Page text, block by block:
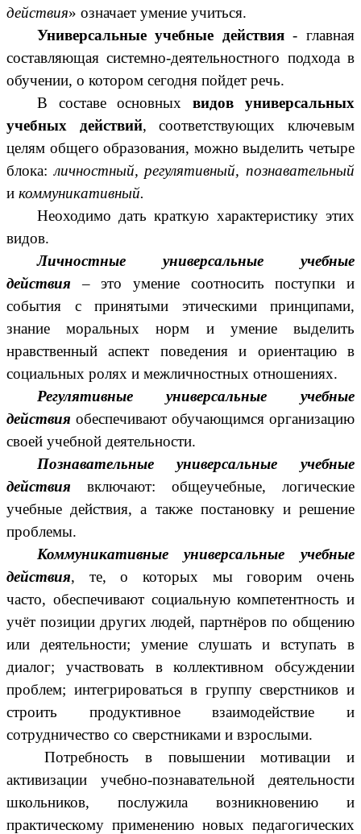
действия» означает умение учиться.
Универсальные учебные действия- главная
составляющая системно-деятельностного подхода в
обучении, о котором сегодня пойдет речь.
В составе основныхвидов универсальных
учебных действий, соответствующих ключевым
целям общего образования, можно выделить четыре
блока:личностный, регулятивный, познавательный
и коммуникативный.
Неоходимо дать краткую характеристику этих
видов.
Личностные универсальные учебные
действия
– это умение соотносить поступки и
события с принятыми этическими принципами,
знание моральных норм и умение выделить
нравственный аспект поведения и ориентацию в
социальных ролях и межличностных отношениях.
Регулятивные универсальные учебные
действия обеспечивают обучающимся организацию
своей учебной деятельности.
Познавательные универсальные учебные
действия
включают: общеучебные, логические
учебные действия, а также постановку и решение
проблемы.
Коммуникативные универсальные учебные
действия, те, о которых мы говорим очень
часто, обеспечивают социальную компетентность и
учёт позиции других людей, партнёров по общению
или деятельности; умение слушать и вступать в
диалог; участвовать в коллективном обсуждении
проблем; интегрироваться в группу сверстников и
строить продуктивное взаимодействие и
сотрудничество со сверстниками и взрослыми.
Потребность в повышении мотивации и
активизации учебно-познавательной деятельности
школьников, послужила возникновению и
практическому применению новых педагогических